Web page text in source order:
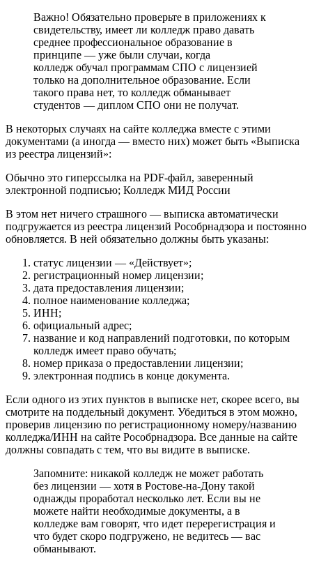
Важно! Обязательно проверьте в приложениях к
свидетельству, имеет ли колледж право давать
среднее профессиональное образование в
принципе — уже были случаи, когда
колледж обучал программам СПО с лицензией
только на дополнительное образование. Если
такого права нет, то колледж обманывает
студентов — диплом СПО они не получат.
В некоторых случаях на сайте колледжа вместе с этими
документами (а иногда — вместо них) может быть «Выписка
из реестра лицензий»:
Обычно это гиперссылка на PDF-файл, заверенный
электронной подписью; Колледж МИД России
В этом нет ничего страшного — выписка автоматически
подгружается из реестра лицензий Рособрнадзора и постоянно
обновляется. В ней обязательно должны быть указаны:
статус лицензии — «Действует»;
регистрационный номер лицензии;
дата предоставления лицензии;
полное наименование колледжа;
ИНН;
официальный адрес;
название и код направлений подготовки, по которым
колледж имеет право обучать;
номер приказа о предоставлении лицензии;
электронная подпись в конце документа.
Если одного из этих пунктов в выписке нет, скорее всего, вы
смотрите на поддельный документ. Убедиться в этом можно,
проверив лицензию по регистрационному номеру/названию
колледжа/ИНН на сайте Рособрнадзора. Все данные на сайте
должны совпадать с тем, что вы видите в выписке.
Запомните: никакой колледж не может работать
без лицензии — хотя в Ростове-на-Дону такой
однажды проработал несколько лет. Если вы не
можете найти необходимые документы, а в
колледже вам говорят, что идет перерегистрация и
что будет скоро подгружено, не ведитесь — вас
обманывают.